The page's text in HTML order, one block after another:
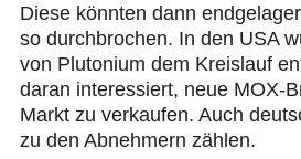
Diese könnten dann
so durchbrochen. In den USA
von Plutonium dem Kreislauf
daran interessiert, neue MOX-
Markt zu verkaufen. Auch
zu den Abnehmern zählen.